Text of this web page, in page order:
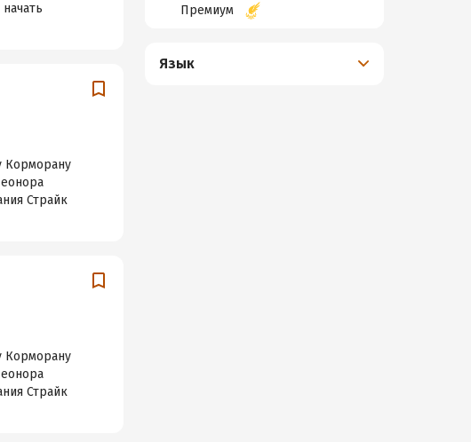
Корморану
Страйк
Корморану
Страйк
Премиум
Язык